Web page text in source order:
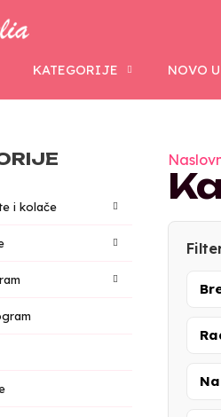
KATEGORIJE NOVO
i kolače